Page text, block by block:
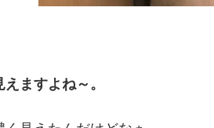
ますよね～。